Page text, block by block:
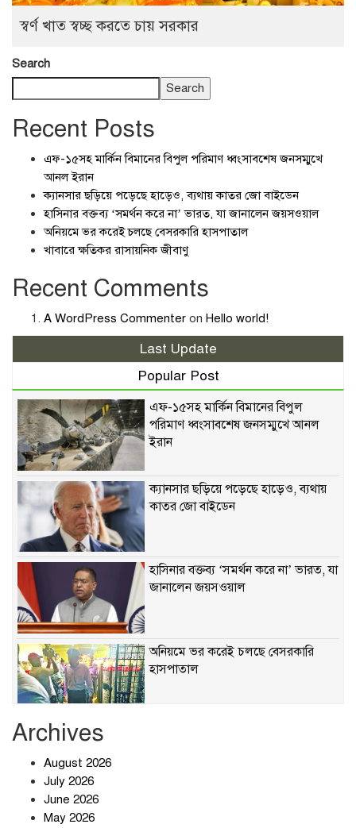
স্বর্ণ খাত স্বচ্ছ করতে চায় সরকার
Search
Search
Recent Posts
এফ-১৫সহ মার্কিন বিমানের বিপুল পরিমাণ ধ্বংসাবশেষ জনসম্মুখে
আনল ইরান
ক্যানসার ছড়িয়ে পড়েছে হাড়েও, ব্যথায় কাতর জো বাইডেন
হাসিনার বক্তব্য ‘সমর্থন করে না’ ভারত, যা জানালেন জয়সওয়াল
অনিয়মে ভর করেই চলছে বেসরকারি হাসপাতাল
খাবারে ক্ষতিকর রাসায়নিক জীবাণু
Recent Comments
A WordPress Commenter on Hello world!
Last Update
Popular Post
এফ-১৫সহ মার্কিন বিমানের বিপুল
পরিমাণ ধ্বংসাবশেষ জনসম্মুখে আনল
ইরান
ক্যানসার ছড়িয়ে পড়েছে হাড়েও, ব্যথায়
কাতর জো বাইডেন
হাসিনার বক্তব্য ‘সমর্থন করে না’ ভারত, যা
জানালেন জয়সওয়াল
অনিয়মে ভর করেই চলছে বেসরকারি
হাসপাতাল
Archives
August 2026
July 2026
June 2026
May 2026